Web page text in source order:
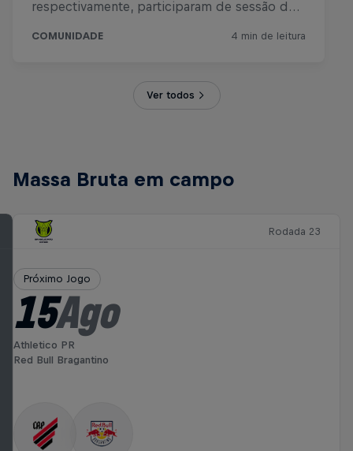
Ver todos
Massa Bruta em campo
Rodada 23
Próximo Jogo
15Ago
Athletico PR
Red Bull Bragantino